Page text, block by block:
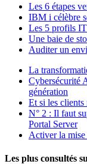
Les 6 étapes
IBM i célèbre
Les 5 profils
Une baie de
Auditer un
La
Cybersécurité
génération
Et si les clients
N° 2 : Il faut
Portal Server
Activer la
Les plus consultés